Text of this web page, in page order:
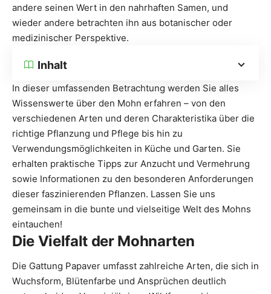
andere seinen Wert in den nahrhaften Samen, und
wieder andere betrachten ihn aus botanischer oder
medizinischer Perspektive.
Inhalt
In dieser umfassenden Betrachtung werden Sie alles
Wissenswerte über den Mohn erfahren – von den
verschiedenen Arten und deren Charakteristika über die
richtige Pflanzung und Pflege bis hin zu
Verwendungsmöglichkeiten in Küche und Garten. Sie
erhalten praktische Tipps zur Anzucht und Vermehrung
sowie Informationen zu den besonderen Anforderungen
dieser faszinierenden Pflanzen. Lassen Sie uns
gemeinsam in die bunte und vielseitige Welt des Mohns
eintauchen!
Die Vielfalt der Mohnarten
Die Gattung Papaver umfasst zahlreiche Arten, die sich in
Wuchsform, Blütenfarbe und Ansprüchen deutlich